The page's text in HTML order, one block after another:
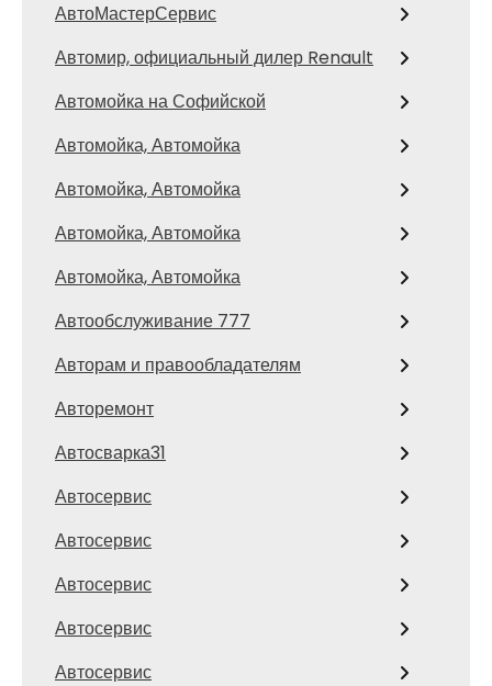
АвтоМастерСервис
Автомир, официальный дилер Renault
Автомойка на Софийской
Автомойка, Автомойка
Автомойка, Автомойка
Автомойка, Автомойка
Автомойка, Автомойка
Автообслуживание 777
Авторам и правообладателям
Авторемонт
Автосварка31
Автосервис
Автосервис
Автосервис
Автосервис
Автосервис